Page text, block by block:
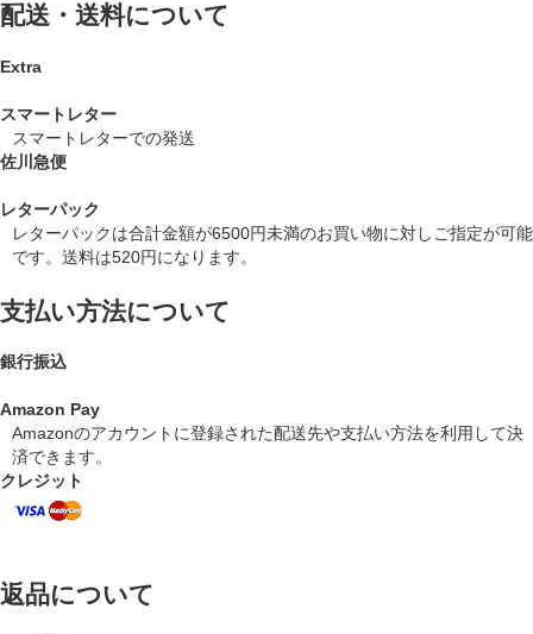
配送・送料について
Extra
スマートレター
スマートレターでの発送
佐川急便
レターパック
レターパックは合計金額が6500円未満のお買い物に対しご指定が可能
です。送料は520円になります。
支払い方法について
銀行振込
Amazon Pay
Amazonのアカウントに登録された配送先や支払い方法を利用して決
済できます。
クレジット
返品について